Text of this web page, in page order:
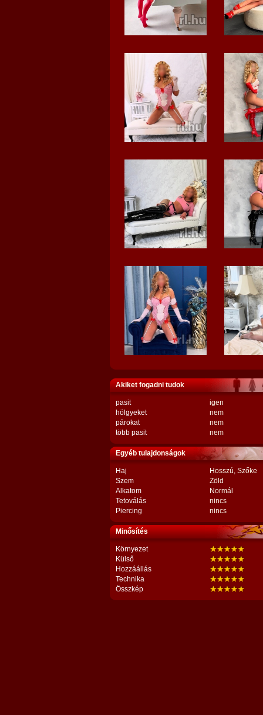
Akiket fogadni tudok
pasit
igen
hölgyeket
nem
párokat
nem
több pasit
nem
Egyéb tulajdonságok
Haj
Hosszú, Szőke
Szem
Zöld
Alkatom
Normál
Tetoválás
nincs
Piercing
nincs
Minősítés
Környezet
Külső
Hozzáállás
Technika
Összkép